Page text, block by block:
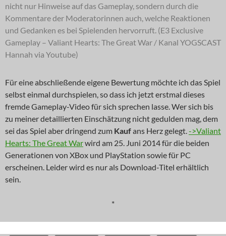
nicht nur Hinweise auf das Gameplay, sondern durch die
Kommentare der Moderatorinnen auch, welche Reaktionen
und Gedanken es bei Spielenden hervorruft. (E3 Exclusive
Gameplay – Valiant Hearts: The Great War / Kanal YOGSCAST
Hannah via Youtube)
Für eine abschließende eigene Bewertung möchte ich das Spiel
selbst einmal durchspielen, so dass ich jetzt erstmal dieses
fremde Gameplay-Video für sich sprechen lasse. Wer sich bis
zu meiner detaillierten Einschätzung nicht gedulden mag, dem
sei das Spiel aber dringend zum Kaufans Herz gelegt.->Valiant
Hearts: The Great Warwird am 25. Juni 2014 für die beiden
Generationen von XBox und PlayStation sowie für PC
erscheinen. Leider wird es nur als Download-Titel erhältlich
sein.
*